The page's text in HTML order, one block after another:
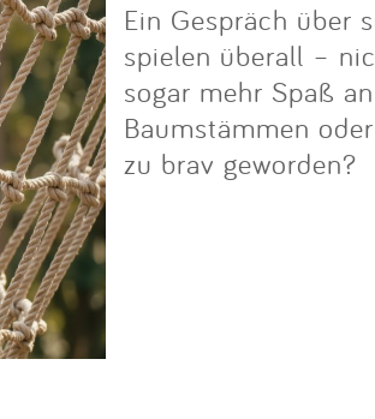
Ein Gespräch über
spielen überall –
sogar mehr Spaß
Baumstämmen
zu brav geworden?